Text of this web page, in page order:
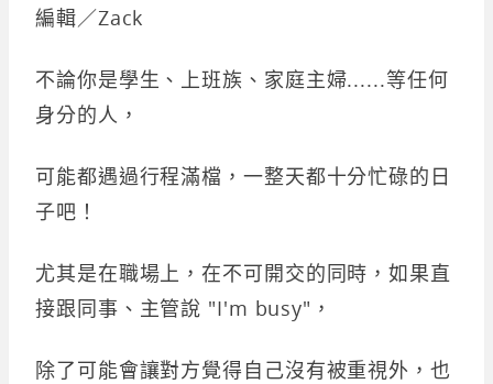
編輯／Zack
不論你是學生、上班族、家庭主婦......等任何
身分的人，
可能都遇過行程滿檔，一整天都十分忙碌的日
子吧！
尤其是在職場上，在不可開交的同時，如果直
接跟同事、主管說 "I'm busy"，
除了可能會讓對方覺得自己沒有被重視外，也